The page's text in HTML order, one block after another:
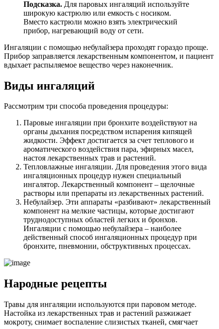
Подсказка. Для паровых ингаляций используйте
широкую кастрюлю или емкость с носиком.
Вместо кастрюли можно взять электрический
прибор, нагревающий воду от сети.
Ингаляции с помощью небулайзера проходят гораздо проще.
Прибор заправляется лекарственным компонентом, и пациент
вдыхает распыляемое вещество через наконечник.
Виды ингаляций
Рассмотрим три способа проведения процедуры:
Паровые ингаляции при бронхите воздействуют на
органы дыхания посредством испарения кипящей
жидкости. Эффект достигается за счет теплового и
ароматического воздействия пара, эфирных масел,
настоя лекарственных трав и растений.
Тепловлажные ингаляции. Для проведения этого вида
ингаляционных процедур нужен специальный
ингалятор. Лекарственный компонент – щелочные
растворы или препараты из лекарственных растений.
Небулайзер. Эти аппараты «разбивают» лекарственный
компонент на мелкие частицы, которые достигают
труднодоступных областей легких и бронхов.
Ингаляции с помощью небулайзера – наиболее
действенный способ ингаляционных процедур при
бронхите, пневмонии, обструктивных процессах.
Народные рецепты
Травы для ингаляции используются при паровом методе.
Настойка из лекарственных трав и растений разжижает
мокроту, снимает воспаление слизистых тканей, смягчает